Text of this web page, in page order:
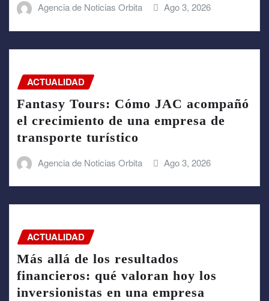
Agencia de Noticias Orbita Ago 3, 2026
ACTUALIDAD
Fantasy Tours: Cómo JAC acompañó
el crecimiento de una empresa de
transporte turístico
Agencia de Noticias Orbita Ago 3, 2026
ACTUALIDAD
Más allá de los resultados
financieros: qué valoran hoy los
inversionistas en una empresa